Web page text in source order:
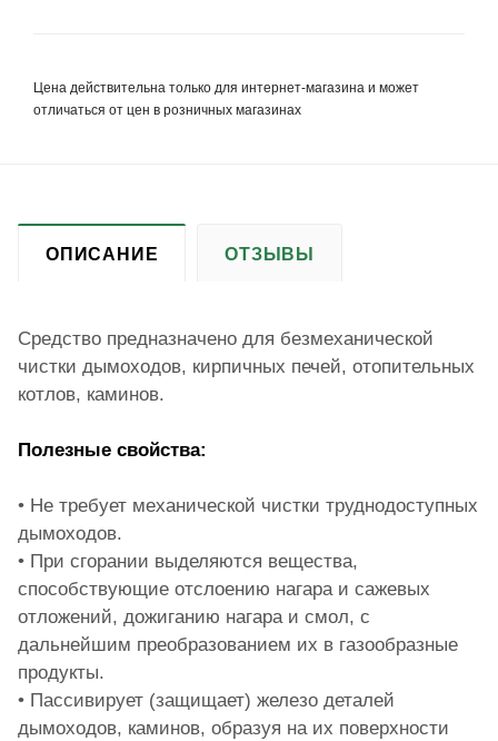
Цена действительна только для интернет-магазина и может
отличаться от цен в розничных магазинах
ОПИСАНИЕ ОТЗЫВЫ
Средство предназначено для безмеханической
чистки дымоходов, кирпичных печей, отопительных
котлов, каминов.
Полезные свойства:
• Не требует механической чистки труднодоступных
дымоходов.
• При сгорании выделяются вещества,
способствующие отслоению нагара и сажевых
отложений, дожиганию нагара и смол, с
дальнейшим преобразованием их в газообразные
продукты.
• Пассивирует (защищает) железо деталей
дымоходов, каминов, образуя на их поверхности